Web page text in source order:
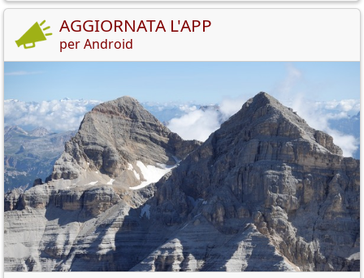
AGGIORNATA L'APP
per Android